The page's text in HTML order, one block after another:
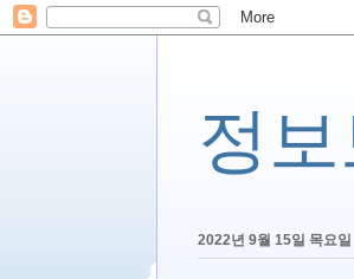
정
2022년 9월 15일 목요일